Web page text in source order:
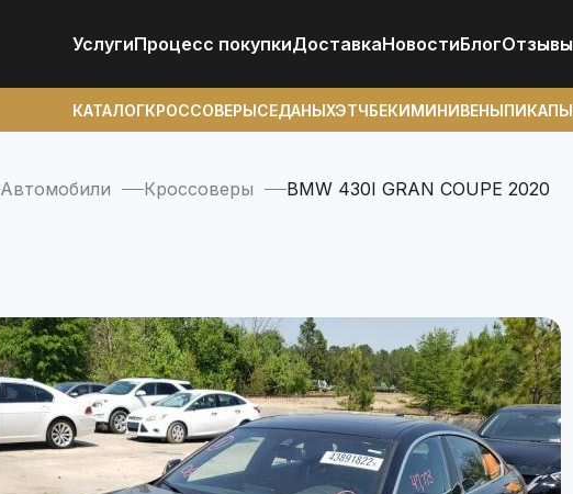
УслугиПроцесс покупкиДоставкаНовостиБлогОтзывы
КАТАЛОГКРОССОВЕРЫСЕДАНЫХЭТЧБЕКИМИНИВЕНЫПИКАПЫ
Автомобили Кроссоверы BMW 430I GRAN COUPE 2020